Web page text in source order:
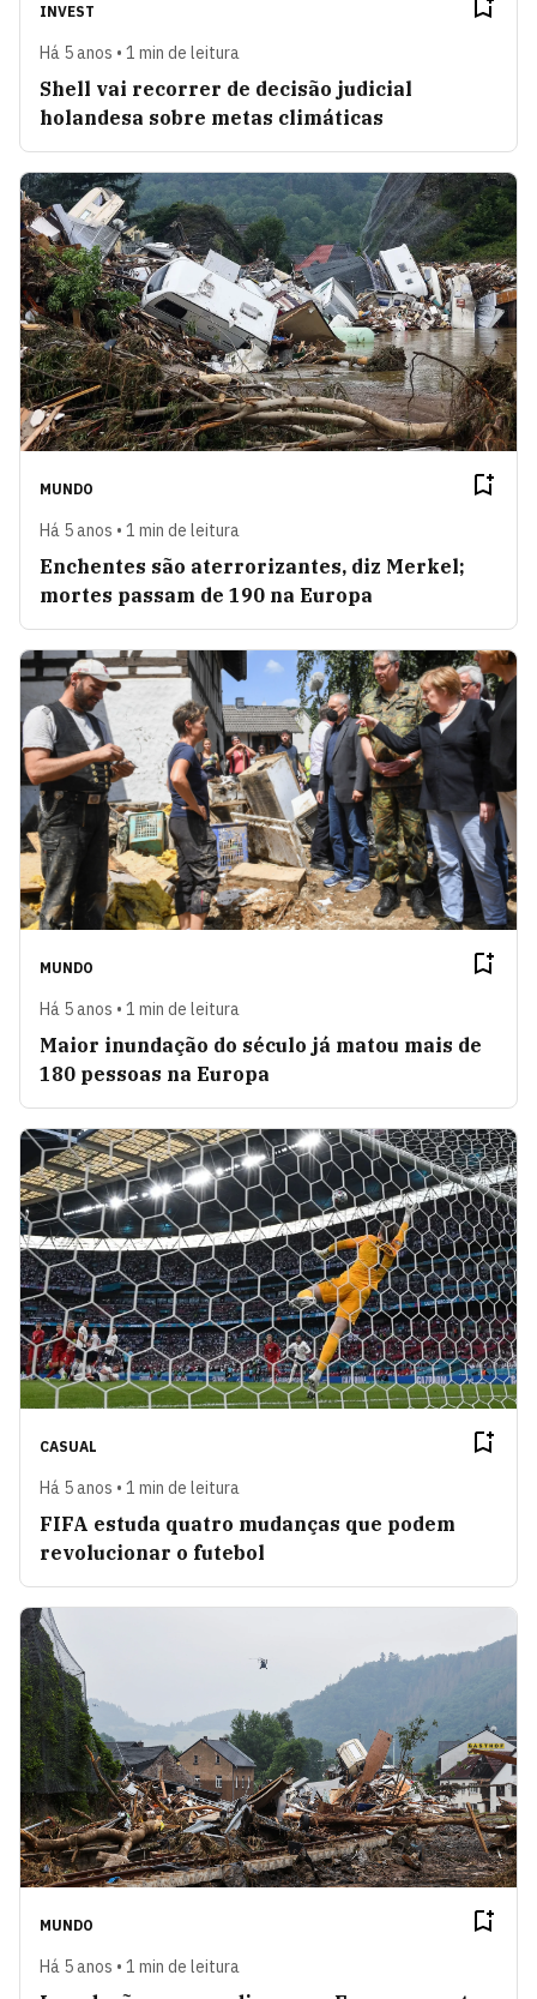
INVEST
Há 5 anos • 1 min de leitura
Shell vai recorrer de decisão judicial
holandesa sobre metas climáticas
MUNDO
Há 5 anos • 1 min de leitura
Enchentes são aterrorizantes, diz Merkel;
mortes passam de 190 na Europa
MUNDO
Há 5 anos • 1 min de leitura
Maior inundação do século já matou mais de
180 pessoas na Europa
CASUAL
Há 5 anos • 1 min de leitura
FIFA estuda quatro mudanças que podem
revolucionar o futebol
MUNDO
Há 5 anos • 1 min de leitura